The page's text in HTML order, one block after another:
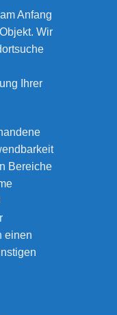
Anfang
Wir
Ihrer
Bereiche
einen